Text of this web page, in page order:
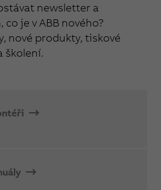
newsletter a
je v ABB nového?
nové produkty, tiskové
školení.